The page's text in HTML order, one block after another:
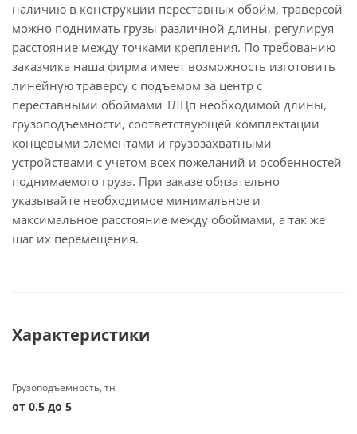
наличию в конструкции переставных обойм, траверсой
можно поднимать грузы различной длины, регулируя
расстояние между точками крепления. По требованию
заказчика наша фирма имеет возможность изготовить
линейную траверсу с подъемом за центр с
переставными обоймами ТЛЦп необходимой длины,
грузоподъемности, соответствующей комплектации
концевыми элементами и грузозахватными
устройствами с учетом всех пожеланий и особенностей
поднимаемого груза. При заказе обязательно
указывайте необходимое минимальное и
максимальное расстояние между обоймами, а так же
шаг их перемещения.
Характеристики
Грузоподъемность, тн
от 0.5 до 5